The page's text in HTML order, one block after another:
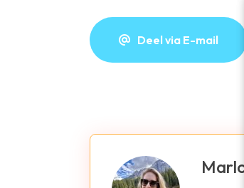
Deel via E-mail